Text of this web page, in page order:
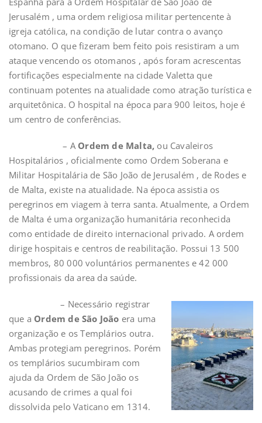
Jerusalém , uma ordem religiosa militar pertencente à
igreja católica, na condição de lutar contra o avanço
otomano. O que fizeram bem feito pois resistiram a um
ataque vencendo os otomanos , após foram acrescentas
fortificações especialmente na cidade Valetta que
continuam potentes na atualidade como atração turística e
arquitetônica. O hospital na época para 900 leitos, hoje é
um centro de conferências.
– A Ordem de Malta, ou Cavaleiros
Hospitalários , oficialmente como Ordem Soberana e
Militar Hospitalária de São João de Jerusalém , de Rodes e
de Malta, existe na atualidade. Na época assistia os
peregrinos em viagem à terra santa. Atualmente, a Ordem
de Malta é uma organização humanitária reconhecida
como entidade de direito internacional privado. A ordem
dirige hospitais e centros de reabilitação. Possui 13 500
membros, 80 000 voluntários permanentes e 42 000
profissionais da area da saúde.
– Necessário registrar
que a Ordem de São João era uma
organização e os Templários outra.
Ambas protegiam peregrinos. Porém
os templários sucumbiram com
ajuda da Ordem de São João os
acusando de crimes a qual foi
dissolvida pelo Vaticano em 1314.